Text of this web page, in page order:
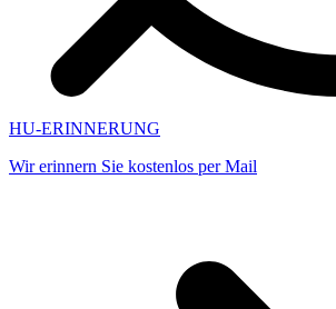
HU-ERINNERUNG
Wir erinnern Sie kostenlos per Mail